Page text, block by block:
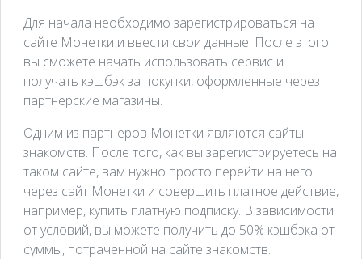
Для начала необходимо зарегистрироваться на
сайте Монетки и ввести свои данные. После этого
вы сможете начать использовать сервис и
получать кэшбэк за покупки, оформленные через
партнерские магазины.
Одним из партнеров Монетки являются сайты
знакомств. После того, как вы зарегистрируетесь на
таком сайте, вам нужно просто перейти на него
через сайт Монетки и совершить платное действие,
например, купить платную подписку. В зависимости
от условий, вы можете получить до 50% кэшбэка от
суммы, потраченной на сайте знакомств.